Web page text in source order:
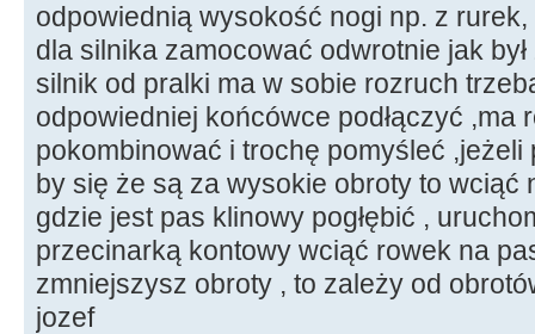
odpowiednią wysokość nogi np. z
dla silnika zamocować odwrotnie jak
silnik od pralki ma w sobie rozruch
odpowiedniej końcówce podłączyć ,ma
pokombinować i trochę pomyśleć ,jeżeli
by się że są za wysokie obroty to wciąć
gdzie jest pas klinowy pogłębić ,
przecinarką kontowy wciąć rowek na
zmniejszysz obroty , to zależy od
jozef